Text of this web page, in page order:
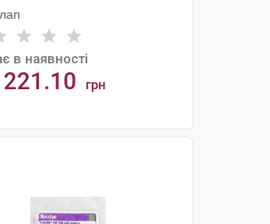
в наявності
221.10 грн